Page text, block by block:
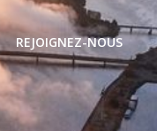
REJOIGNEZ-NOUS